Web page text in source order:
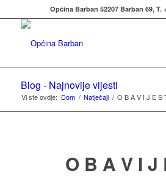
Općina Barban 52207 Barban 69, T.
Blog - Najnovije vijesti
Vi ste ovdje: Dom / Natječaji / O B A V I J E S
O B A V I J